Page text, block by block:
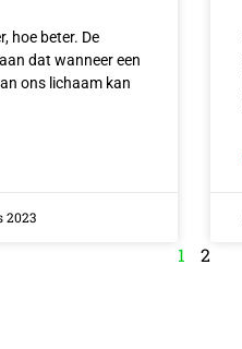
hoe beter. De
dat wanneer een
ons lichaam kan
2023
1 2